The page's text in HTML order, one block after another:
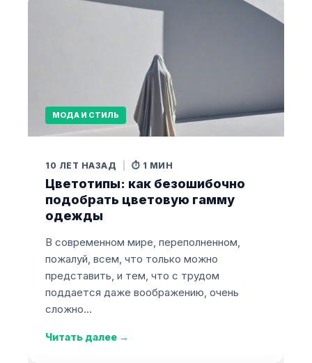
МОДА И СТИЛЬ
10 ЛЕТ НАЗАД ⏱️ 1 МИН
Цветотипы: как безошибочно
подобрать цветовую гамму
одежды
В современном мире, переполненном,
пожалуй, всем, что только можно
представить, и тем, что с трудом
поддается даже воображению, очень
сложно…
Читать далее →